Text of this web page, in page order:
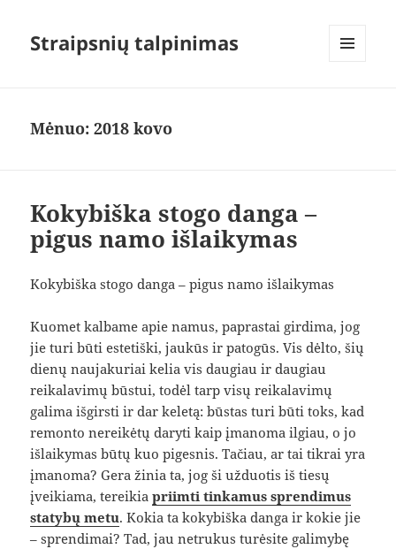
Straipsnių talpinimas
Mėnuo:2018 kovo
Kokybiška stogo danga –
pigus namo išlaikymas
Kokybiška stogo danga – pigus namo išlaikymas
Kuomet kalbame apie namus, paprastai girdima, jog
jie turi būti estetiški, jaukūs ir patogūs. Vis dėlto, šių
dienų naujakuriai kelia vis daugiau ir daugiau
reikalavimų būstui, todėl tarp visų reikalavimų
galima išgirsti ir dar keletą: būstas turi būti toks, kad
remonto nereikėtų daryti kaip įmanoma ilgiau, o jo
išlaikymas būtų kuo pigesnis. Tačiau, ar tai tikrai yra
įmanoma? Gera žinia ta, jog ši užduotis iš tiesų
įveikiama, tereikiapriimti tinkamus sprendimus
statybų metu. Kokia ta kokybiška danga ir kokie jie
– sprendimai? Tad, jau netrukus turėsite galimybę